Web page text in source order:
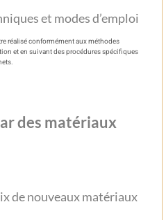
et modes d’emploi
réalisé conformément aux méthodes
et en suivant des procédures spécifiques
des matériaux
de nouveaux matériaux